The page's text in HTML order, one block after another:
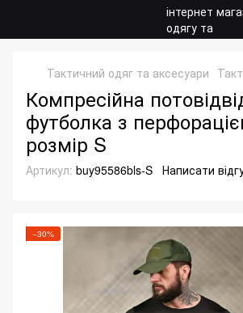
Тактичний одяг та аксесуари
Компресійна
футболка з
розмір S
Артикул: buy95586bls-S Написати
−30%